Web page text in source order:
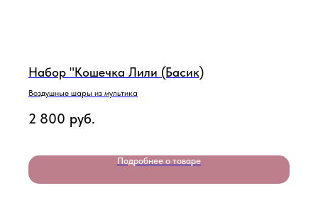
Набор "Кошечка Лили (Басик)
Воздушные шары из мультика
2 800 руб.
Подробнее о товаре